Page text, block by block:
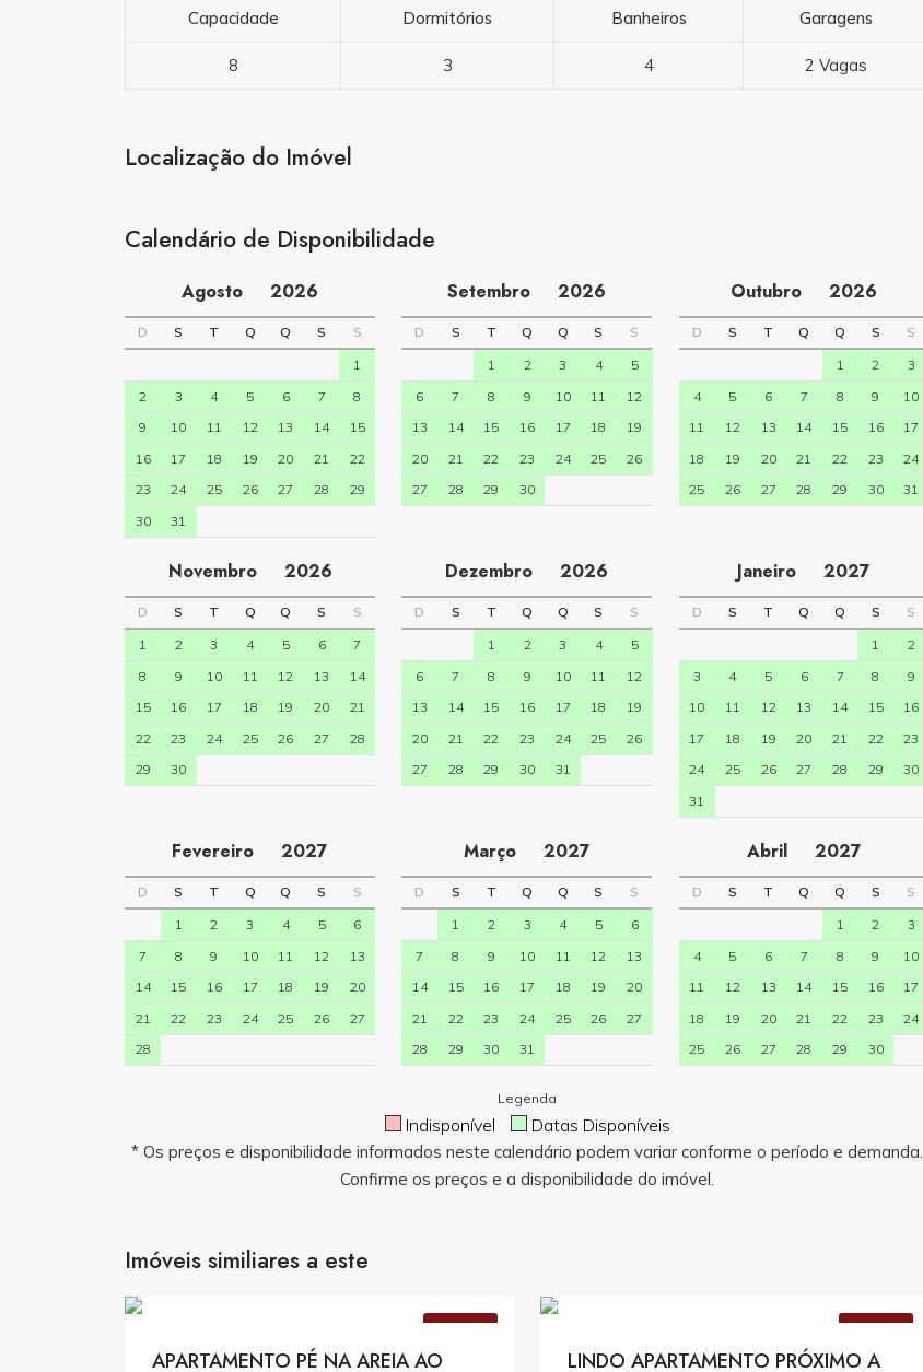
Capacidade Dormitórios Banheiros Garagens
8 3 4 2 Vagas
Localização do Imóvel
Calendário de Disponibilidade
Agosto2026
D S T Q Q S
S
1
2
3 4 5 6 7
8
9
10 11 12 13 14
15
16
17 18 19 20 21
22
23
24 25 26 27 28
29
30
31
Setembro2026
D S T Q Q S
S
1
2 3 4
5
6
7 8 9 10 11
12
13
14 15 16 17 18
19
20
21 22 23 24 25
26
27
28 29 30
Outubro2026
D S T Q Q S
S
1
2
3
4
5 6 7 8 9
10
11
12 13 14 15 16
17
18
19 20 21 22 23
24
25
26 27 28 29 30 31
Novembro 2026
D S T Q Q S
S
1
2 3 4 5 6
7
8
9 10 11 12 13
14
15
16 17 18 19 20
21
22
23 24 25 26 27
28
29
30
Dezembro2026
D S T Q Q S
S
1
2 3 4
5
6
7 8 9 10 11
12
13
14 15 16 17 18
19
20
21 22 23 24 25
26
27
28 29 30 31
Janeiro2027
D S T Q Q S
S
1
2
3
4 5 6 7 8
9
10
11 12 13 14 15
16
17
18 19 20 21 22
23
24
25 26 27 28 29
30
31
Fevereiro2027
D S T Q Q S
S
1
2 3 4 5
6
7
8 9 10 11 12
13
14
15 16 17 18 19
20
21
22 23 24 25 26
27
28
Março 2027
D S T Q Q S
S
1
2 3 4 5
6
7
8 9 10 11 12
13
14
15 16 17 18 19
20
21
22 23 24 25 26
27
28
29 30 31
Abril 2027
D S T Q Q S
S
1
2
3
4
5 6 7 8 9
10
11
12 13 14 15 16
17
18
19 20 21 22 23
24
25
26 27 28 29 30
Legenda
Indisponível Datas Disponíveis
* Os preços e disponibilidade informados neste calendário podem variar conforme o período e demanda.
Confirme os preços e a disponibilidade do imóvel.
Imóveis similiares a este
VENDA
APARTAMENTO PÉ NA AREIA AO
VENDA
LINDO APARTAMENTO PRÓXIMO A